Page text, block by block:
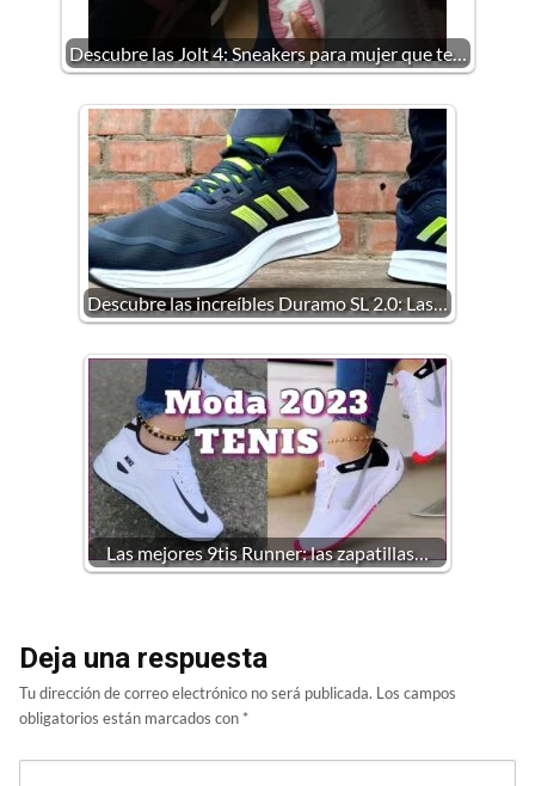
Descubre las Jolt 4: Sneakers para mujer que te…
Descubre las increíbles Duramo SL 2.0: Las…
Las mejores 9tis Runner: las zapatillas…
Deja una respuesta
Tu dirección de correo electrónico no será publicada. Los campos
obligatorios están marcados con *